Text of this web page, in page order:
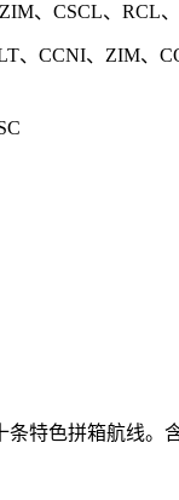
、CSCL、RCL
、CCNI、ZIM、
条特色拼箱航线。